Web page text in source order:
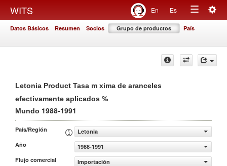
WITS En Es
Toggle
Datos Básicos Resumen Socios Grupo de productos País
Letonia Product Tasa m xima de aranceles
efectivamente aplicados %
Mundo 1988-1991
País/Región
Letonia
Año
1988-1991
Flujo comercial
Importación